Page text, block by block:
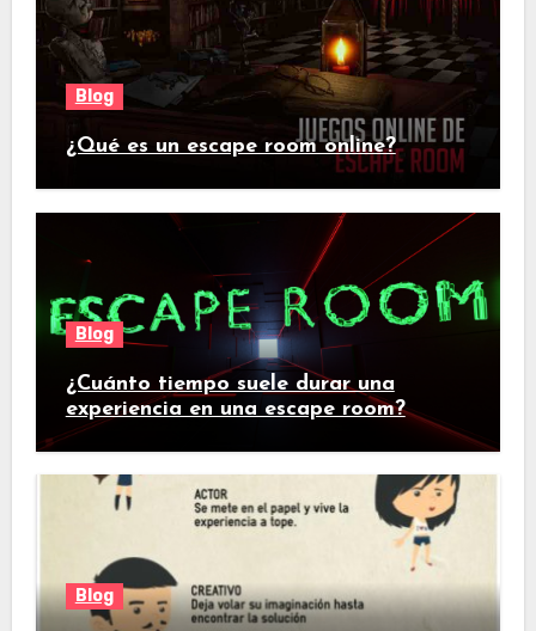
Blog
¿Qué es un escape room online?
Blog
¿Cuánto tiempo suele durar una
experiencia en una escape room?
Blog